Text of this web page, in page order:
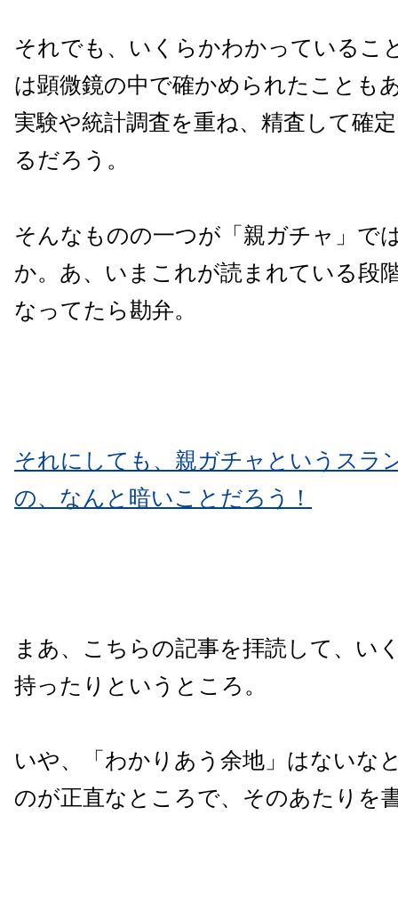
それでも、いくらかわかっているこ
は顕微鏡の中で確かめられたことも
実験や統計調査を重ね、精査して確
るだろう。
そんなものの一つが「親ガチャ」で
か。あ、いまこれが読まれている段
なってたら勘弁。
それにしても、親ガチャというスラ
の、なんと暗いことだろう！
まあ、こちらの記事を拝読して、い
持ったりというところ。
いや、「わかりあう余地」はないな
のが正直なところで、そのあたりを